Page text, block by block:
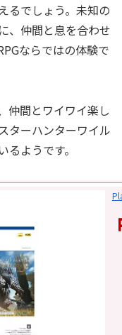
るでしょう。未知の
、仲間と息を合わせ
ならではの体験で
仲間とワイワイ楽し
ターハンターワイル
ようです。